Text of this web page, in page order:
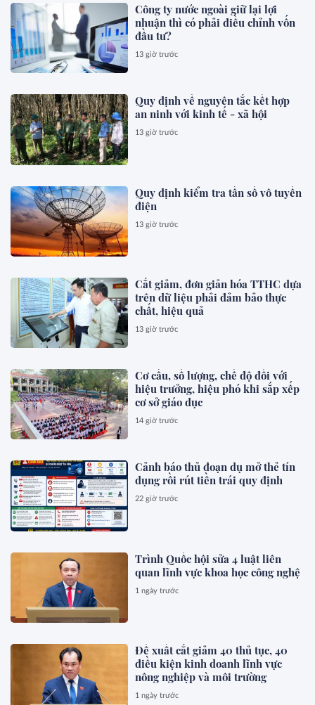
Công ty nước ngoài giữ lại lợi
nhuận thì có phải điều chỉnh vốn
đầu tư?
13 giờ trước
Quy định về nguyên tắc kết hợp
an ninh với kinh tế - xã hội
13 giờ trước
Quy định kiểm tra tần số vô tuyến
điện
13 giờ trước
Cắt giảm, đơn giản hóa TTHC dựa
trên dữ liệu phải đảm bảo thực
chất, hiệu quả
13 giờ trước
Cơ cấu, số lượng, chế độ đối với
hiệu trưởng, hiệu phó khi sắp xếp
cơ sở giáo dục
14 giờ trước
Cảnh báo thủ đoạn dụ mở thẻ tín
dụng rồi rút tiền trái quy định
22 giờ trước
Trình Quốc hội sửa 4 luật liên
quan lĩnh vực khoa học công nghệ
1 ngày trước
Đề xuất cắt giảm 40 thủ tục, 40
điều kiện kinh doanh lĩnh vực
nông nghiệp và môi trường
1 ngày trước